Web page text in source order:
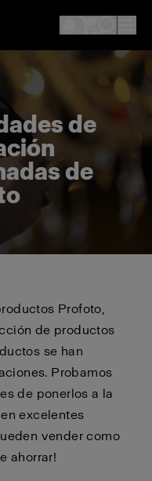
de
de
Profoto,
de productos
se han
Probamos
de ponerlos a la
excelentes
vender como
ahorrar!